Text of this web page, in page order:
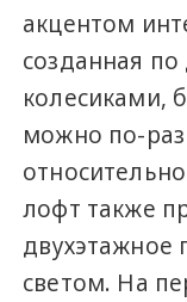
акцентом
созданная
колесиками,
можно по-
лофт также
двухэтажное
светом. На